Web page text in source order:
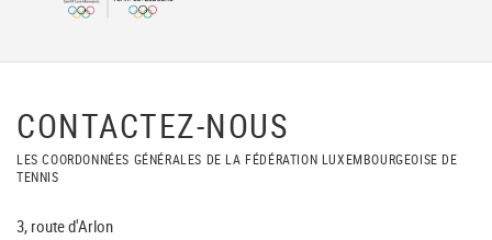
CONTACTEZ-NOUS
LES COORDONNÉES GÉNÉRALES DE LA FÉDÉRATION LUXEMBOURGEOISE DE
TENNIS
3, route d'Arlon